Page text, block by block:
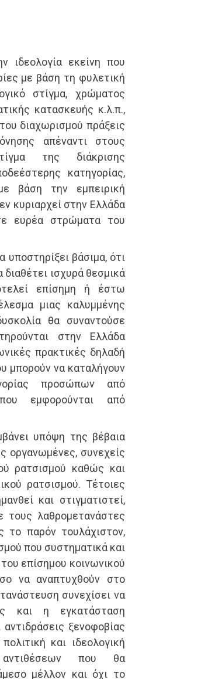
ιδεολογία εκείνη που
με βάση τη φυλετική
στίγμα, χρώματος
κατασκευής κ.λ.π.,
διαχωρισμού πράξεις
απέναντι στους
της διάκρισης
κατηγορίας,
βάση την εμπειρική
κυριαρχεί στην Ελλάδα
ευρέα στρώματα του
βάσιμα, ότι
διαθέτει ισχυρά θεσμικά
επίσημη ή έστω
μιας καλυμμένης
θα συναντούσε
στην Ελλάδα
πρακτικές δηλαδή
μπορούν να καταλήγουν
προσώπων από
εμφορούνται από
υπόψη της βέβαια
οργανωμένες, συνεχείς
ρατσισμού καθώς και
ρατσισμού. Τέτοιες
και στιγματιστεί,
τους λαθρομετανάστες
το παρόν τουλάχιστον,
που συστηματικά και
επίσημου κοινωνικού
να αναπτυχθούν στο
συνεχίσει να
και η εγκατάσταση
ξενοφοβίας
και ιδεολογική
που θα
μέλλον και όχι το